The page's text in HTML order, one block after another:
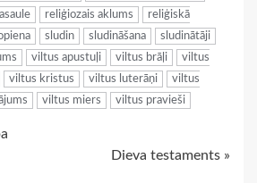
reliģiozais aklums
reliģiskā
sludin sludināšana
sludinātāji
viltus apustuļi viltus brāļi
viltus
viltus kristus viltus luterāņi
viltus
viltus miers viltus pravieši
Dieva testaments »